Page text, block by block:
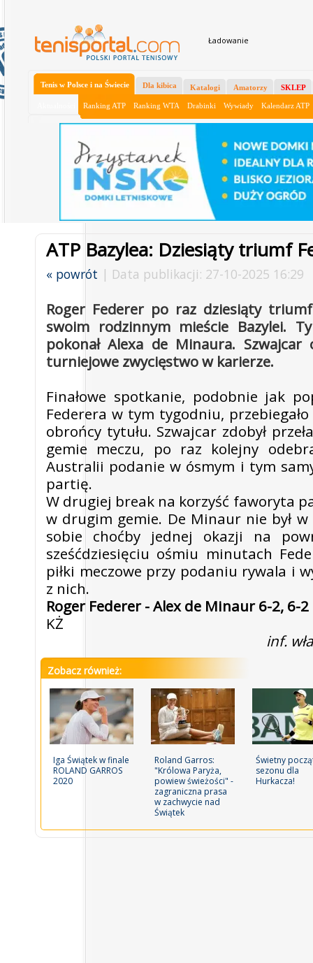
Ładowanie
Tenis w Polsce i na Świecie
Ranking ATP Ranking WTA Drabinki Wywiady Kalendarz ATP
Dla kibica Katalogi Amatorzy SKLEP
ATP Bazylea: Dziesiąty triumf
« powrót | Data publikacji: 27-10-2025 16:29
Roger Federer po raz dziesiąty
swoim rodzinnym mieście Bazylei.
pokonał Alexa de Minaura. Szwajcar
turniejowe zwycięstwo w karierze.
Finałowe spotkanie, podobnie jak
Federera w tym tygodniu,
obrońcy tytułu. Szwajcar zdobył
gemie meczu, po raz kolejny
Australii podanie w ósmym i tym
partię.
W drugiej break na korzyść faworyta
w drugim gemie. De Minaur nie był
sobie choćby jednej okazji na
sześćdziesięciu ośmiu minutach
piłki meczowe przy podaniu rywala i
z nich.
Roger Federer - Alex de Minaur 6-2, 6-2
KŻ
inf.
Zobacz również:
Iga Świątek w finale
ROLAND GARROS
2020
Roland Garros:
"Królowa Paryża,
powiew świeżości" -
zagraniczna prasa
w zachwycie nad
Świątek
Świetny
sezonu dla
Hurkacza!